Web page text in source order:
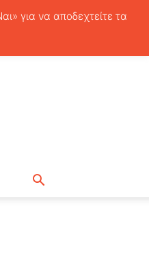
2026
για να αποδεχτείτε τα